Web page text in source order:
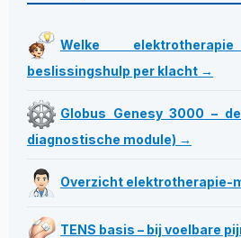
Welke
beslissingshulp per klacht →
Globus Genesy 3000 –
diagnostische module) →
Overzicht elektrotherapie-
TENS basis – bij voelbare